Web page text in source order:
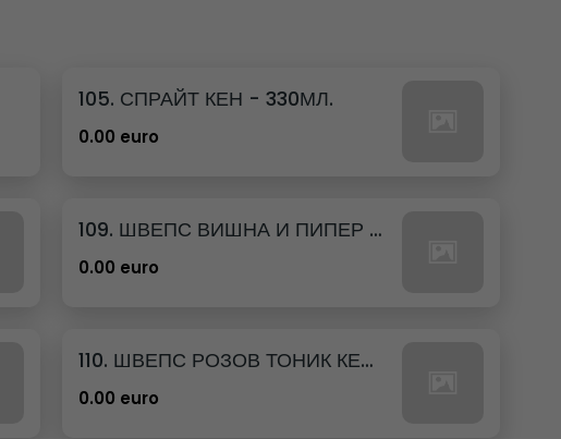
105. СПРАЙТ КЕН - 330МЛ.
0.00 euro
109. ШВЕПС ВИШНА И ПИПЕР КЕН - 330МЛ.
0.00 euro
110. ШВЕПС РОЗОВ ТОНИК КЕН - 330МЛ.
0.00 euro